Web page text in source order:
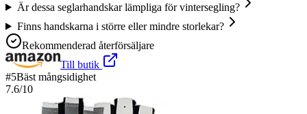
Är dessa seglarhandskar lämpliga för vintersegling?
Finns handskarna i större eller mindre storlekar?
Rekommenderad återförsäljare
Till butik
#5Bäst mångsidighet
7.6/10